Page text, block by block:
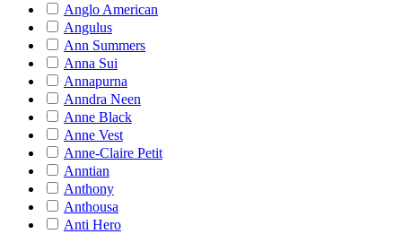
Anglo American
Angulus
Ann Summers
Anna Sui
Annapurna
Anndra Neen
Anne Black
Anne Vest
Anne-Claire Petit
Anntian
Anthony
Anthousa
Anti Hero